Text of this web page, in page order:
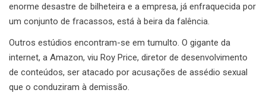
enorme desastre de bilheteira e a empresa, já enfraquecida por
um conjunto de fracassos, está à beira da falência.
Outros estúdios encontram-se em tumulto. O gigante da
internet, a Amazon, viu Roy Price, diretor de desenvolvimento
de conteúdos, ser atacado por acusações de assédio sexual
que o conduziram à demissão.